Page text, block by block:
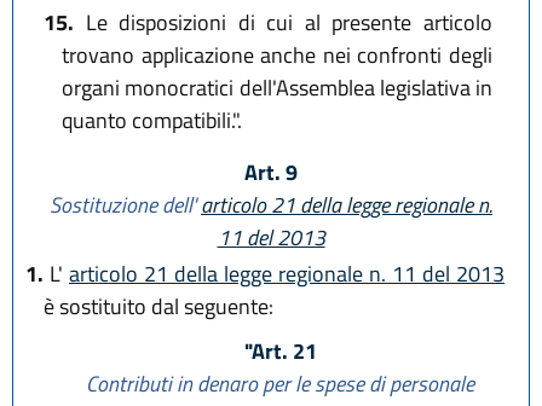
15. Le disposizioni di cui al presente articolo
trovano applicazione anche nei confronti degli
organi monocratici dell'Assemblea legislativa in
quanto compatibili.".
Art. 9
Sostituzione dell'articolo 21 della legge regionale n.
11 del 2013
1. L' articolo 21 della legge regionale n. 11 del 2013
è sostituito dal seguente:
"Art. 21
Contributi in denaro per le spese di personale